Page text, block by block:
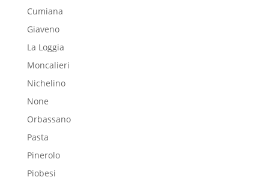
Cumiana
Giaveno
La Loggia
Moncalieri
Nichelino
None
Orbassano
Pasta
Pinerolo
Piobesi